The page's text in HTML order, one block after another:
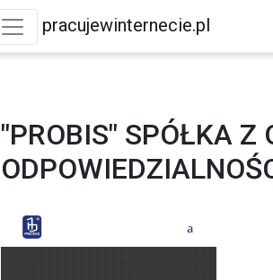
pracujewinternecie.pl
"PROBIS" SPÓŁKA Z